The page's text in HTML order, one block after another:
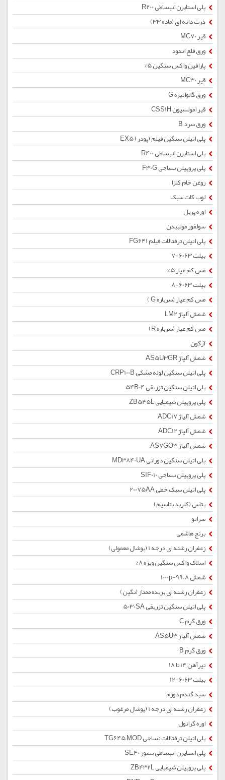
پلی استایرن انبساطی R200
ذرت دانه ای (ماده 33)
قیر MC70
ورق قلع اندود
پارافین واکس سنگین 5%
قیر MC30
ورق گالوانیزه G
قیر امولسیون CSS1H
ورق سرد B
پلی اتیلن سنگین فیلم (پودر) EX5
پلی استایرن انبساطی R400
پلی پروپیلن نساجی F30G
روغن خام کلزا
لوب کات سبک
اوره پریل
سولفور مولیبدن
پلی اتیلن ترفتالات فیلم FG641
بیلت 6063-7
مس کم عیار 5%
بیلت 6063-8
مس کم عیار (سرباره G )
شمش آلیاژ LM2
مس کم عیار (سرباره R)
آرگون
شمش آلیاژ AS5U3GR
پلی اتیلن سنگین لوله مشکی CRP100B
پلی اتیلن سنگین تزریقی 54B04
پلی پروپیلن شیمیایی ZB545L
شمش آلیاژ ADC17
شمش آلیاژ ADC12
شمش آلیاژ AS7GO3
پلی اتیلن سنگین دورانی MD3840UA
پلی پروپیلن نساجی SIF010
پلی اتیلن سبک خطی 20075AA
پتاس (کلرید پتاسیم)
سراتو
برنج هاشمی
زعفران رشته ای درجه 1 (پوشال معمولی)
اسلاک واکس سنگین ویژه 8%
شمش 1000p-99.8
زعفران رشته ای بریده ممتاز (نگین)
پلی اتیلن سنگین تزریقی 5030SA
ورق گرم C
شمش آلیاژ AS5U3
ورق گرم B
تیرآهن 14 تا 18
بیلت 6063-12
سبد گندم دورم
زعفران رشته ای درجه 1 (پوشال مرغوب)
اوره گرانول
پلی اتیلن ترفتالات نساجی TG645 MOD
پلی استایرن انبساطی نسوز SE40
پلی پروپیلن شیمیایی ZB432L